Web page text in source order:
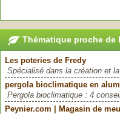
Thématique proche de
Les poteries de Fredy
Spécialisé dans la création et
pergola bioclimatique en
Pergola bioclimatique : 4
Peynier.com | Magasin de